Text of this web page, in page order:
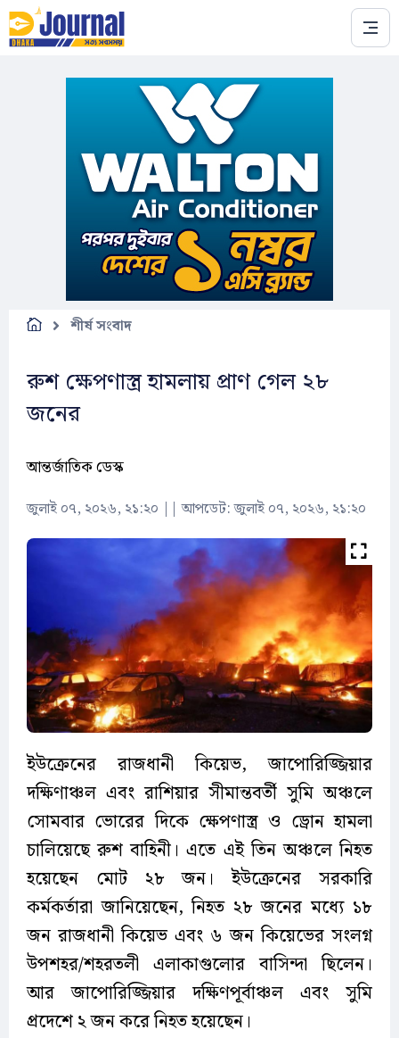
Skip to main content
শীর্ষ সংবাদ
রুশ ক্ষেপণাস্ত্র হামলায় প্রাণ গেল ২৮
জনের
আন্তর্জাতিক ডেস্ক
জুলাই ০৭, ২০২৬, ২১:২০ ||আপডেট: জুলাই ০৭, ২০২৬, ২১:২০
ইউক্রেনের রাজধানী কিয়েভ, জাপোরিজ্জিয়ার
দক্ষিণাঞ্চল এবং রাশিয়ার সীমান্তবর্তী সুমি অঞ্চলে
সোমবার ভোরের দিকে ক্ষেপণাস্ত্র ও ড্রোন হামলা
চালিয়েছে রুশ বাহিনী। এতে এই তিন অঞ্চলে নিহত
হয়েছেন মোট ২৮ জন। ইউক্রেনের সরকারি
কর্মকর্তারা জানিয়েছেন, নিহত ২৮ জনের মধ্যে ১৮
জন রাজধানী কিয়েভ এবং ৬ জন কিয়েভের সংলগ্ন
উপশহর/শহরতলী এলাকাগুলোর বাসিন্দা ছিলেন।
আর জাপোরিজ্জিয়ার দক্ষিণপূর্বাঞ্চল এবং সুমি
প্রদেশে ২ জন করে নিহত হয়েছেন।